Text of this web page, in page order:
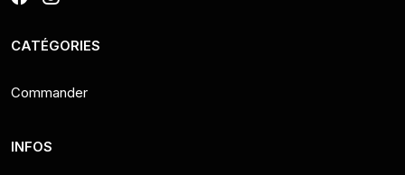
CATÉGORIES
Commander
INFOS